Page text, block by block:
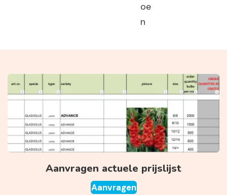
oe
n
Aanvragen actuele prijslijst
Aanvragen